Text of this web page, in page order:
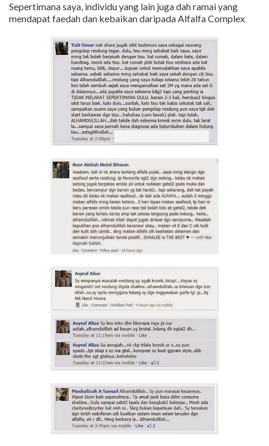
Sepertimana saya, individu yang lain juga dah ramai yang
mendapat faedah dan kebaikan daripada Alfalfa Complex